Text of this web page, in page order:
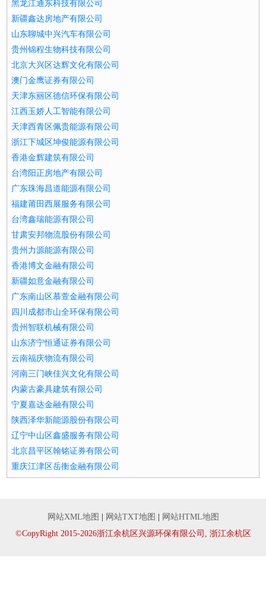
黑龙江通东科技有限公司
新疆鑫达房地产有限公司
山东聊城中兴汽车有限公司
贵州锦程生物科技有限公司
北京大兴区达辉文化有限公司
澳门金鹰证券有限公司
天津东丽区德信环保有限公司
江西玉娇人工智能有限公司
天津西青区佩贵能源有限公司
浙江下城区坤俊能源有限公司
香港金辉建筑有限公司
台湾阳正房地产有限公司
广东珠海昌道能源有限公司
福建莆田西展服务有限公司
台湾鑫瑞能源有限公司
甘肃安邦物流股份有限公司
贵州力源能源有限公司
香港博文金融有限公司
新疆如意金融有限公司
广东南山区慕萱金融有限公司
四川成都市山全环保有限公司
贵州智联机械有限公司
山东济宁恒通证券有限公司
云南福庆物流有限公司
河南三门峡佳兴文化有限公司
内蒙古豪具建筑有限公司
宁夏嘉达金融有限公司
陕西泽华新能源股份有限公司
辽宁中山区鑫盛服务有限公司
北京昌平区翰铭证券有限公司
重庆江津区岳衡金融有限公司
网站XML地图 网站TXT地图
网站HTML地图
©CopyRight 2015-2026浙江余杭区兴源环保有限公司, 浙江余杭区